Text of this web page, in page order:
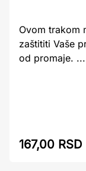
Ovom trakom
zaštititi Vaše
od promaje. ...
167,00 RSD